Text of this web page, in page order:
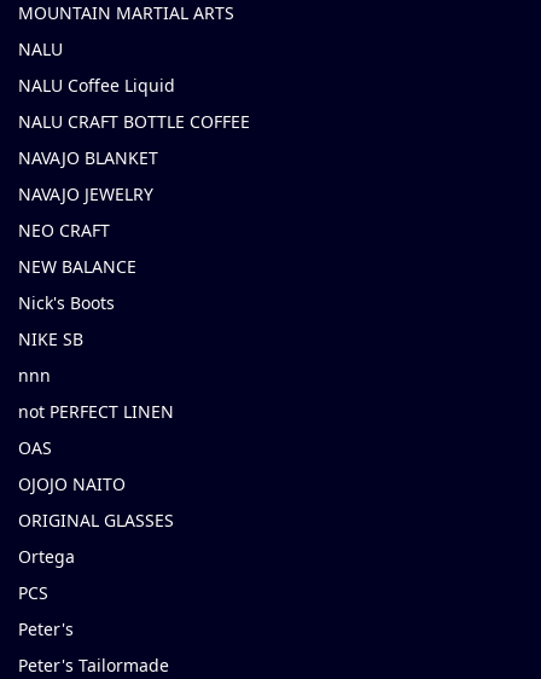
MOUNTAIN MARTIAL ARTS
NALU
NALU Coffee Liquid
NALU CRAFT BOTTLE COFFEE
NAVAJO BLANKET
NAVAJO JEWELRY
NEO CRAFT
NEW BALANCE
Nick's Boots
NIKE SB
nnn
not PERFECT LINEN
OAS
OJOJO NAITO
ORIGINAL GLASSES
Ortega
PCS
Peter's
Peter's Tailormade